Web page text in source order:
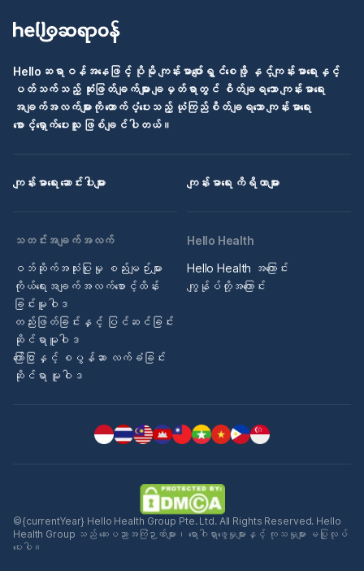
Helloဆရာဝန်အနေဖြင့် ပိုမို ကျန်းမာပျော်ရွှင်စေဖို့ နှင့်ကျန်းမာရေးနှင့်
ပတ်သက်သည့် ဆုံးဖြတ်ချက်များ ချမှတ်ရာတွင် စိတ်ချရသော ကျန်းမာရေး
အချက်အလက်များကို ထောက်ပံ့ပေးသည့် ယုံကြည်စိတ်ချရသော ကျန်းမာရေး
စောင့်ရှောက်ပေးသူ ဖြစ်ချင်ပါတယ်။
ကျန်းမာရေး ဆောင်းပါးများ ကျန်းမာရေး ကိရိယာများ
သတင်းအချက်အလက်
ဝဘ်ဆိုက်အသုံးပြုမှု စည်းမျဉ်းများ
ကိုယ်ရေးအချက်အလက်စောင့်ထိန်း
ခြင်းမူဝါဒ
တည်းဖြတ်ခြင်းနှင့် ပြင်ဆင်ခြင်း
ဆိုင်ရာမူဝါဒ
ကြော်ငြာနှင့် စပွန်ဆာ လက်ခံခြင်း
ဆိုင်ရာ မူဝါဒ
Hello Health
Hello Health အကြောင်း
ကျွန်ုပ်တို့အကြောင်း
©{currentYear} Hello Health Group Pte. Ltd. All Rights Reserved. Hello
Health Group သည် ဆေးပညာအကြံဉာဏ်များ၊ ရောဂါရှာဖွေမှုများနှင့် ကုသမှုများ မပြုလုပ်
ပေးပါ။